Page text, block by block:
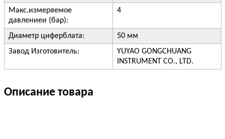
Макс.измеряемое
давлениеи (бар):
4
Диаметр циферблата:
50 мм
Завод Изготовитель:
YUYAO GONGCHUANG
INSTRUMENT CO., LTD.
Описание товара